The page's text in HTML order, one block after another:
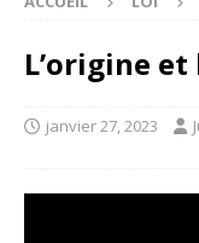
L’origine
janvier 27, 2023